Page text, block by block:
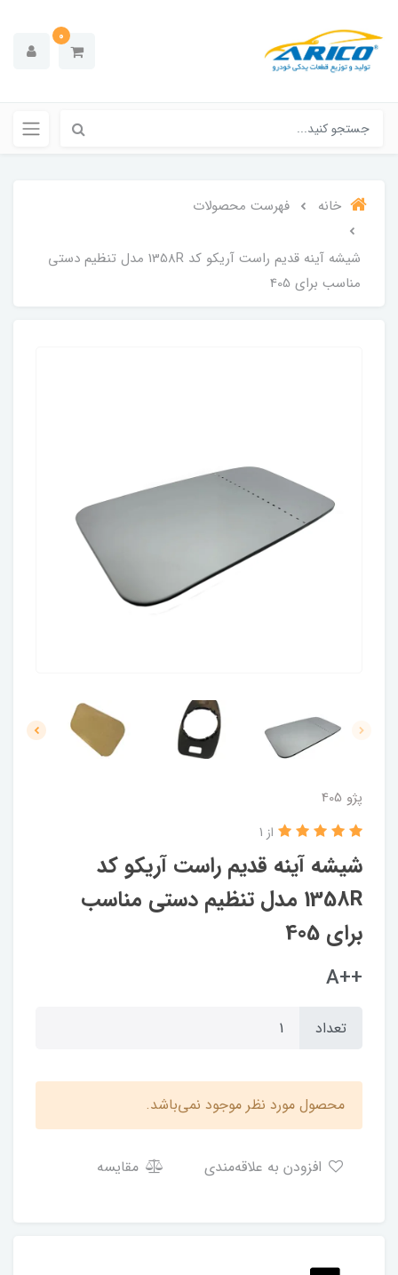
0
خانه فهرست محصولات
شیشه آینه قدیم راست آریکو کد 1358R مدل تنظیم دستی
مناسب برای 405
پژو 405
شیشه آینه قدیم راست آریکو کد
1358R مدل تنظیم دستی مناسب
برای 405
از 1
++A
تعداد
محصول مورد نظر موجود نمی‌باشد.
مقایسه